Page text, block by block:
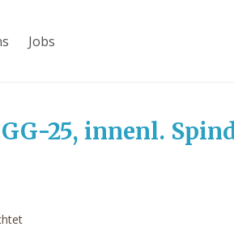
Jobs
25, innenl.